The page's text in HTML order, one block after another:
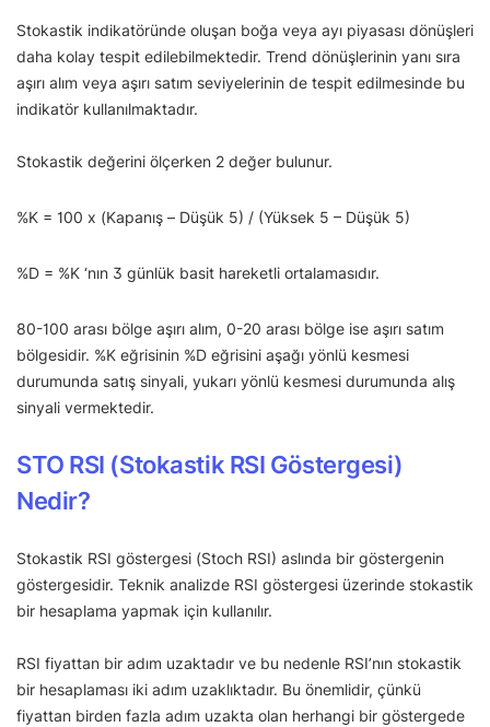
Stokastik indikatöründe oluşan boğa veya ayı piyasası dönüşleri
daha kolay tespit edilebilmektedir. Trend dönüşlerinin yanı sıra
aşırı alım veya aşırı satım seviyelerinin de tespit edilmesinde bu
indikatör kullanılmaktadır.
Stokastik değerini ölçerken 2 değer bulunur.
%K = 100 x (Kapanış – Düşük 5) / (Yüksek 5 – Düşük 5)
%D = %K ‘nın 3 günlük basit hareketli ortalamasıdır.
80-100 arası bölge aşırı alım, 0-20 arası bölge ise aşırı satım
bölgesidir. %K eğrisinin %D eğrisini aşağı yönlü kesmesi
durumunda satış sinyali, yukarı yönlü kesmesi durumunda alış
sinyali vermektedir.
STO RSI (Stokastik RSI Göstergesi)
Nedir?
Stokastik RSI göstergesi (Stoch RSI) aslında bir göstergenin
göstergesidir. Teknik analizde RSI göstergesi üzerinde stokastik
bir hesaplama yapmak için kullanılır.
RSI fiyattan bir adım uzaktadır ve bu nedenle RSI’nın stokastik
bir hesaplaması iki adım uzaklıktadır. Bu önemlidir, çünkü
fiyattan birden fazla adım uzakta olan herhangi bir göstergede